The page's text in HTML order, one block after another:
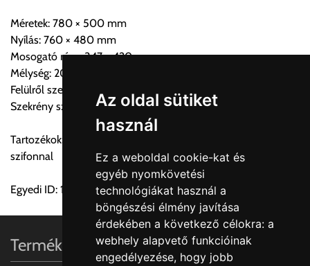
Az oldal sütiket
használ
Ez a weboldal cookie-kat és
egyéb nyomkövetési
technológiákat használ a
böngészési élmény javítása
érdekében a következő célokra: a
webhely alapvető funkcióinak
engedélyezése, hogy jobb
Ingyenes szállítási lehetőség nincs!
Egyes termékek súlyát a program nem ismeri, rendelés esetén
a központ igazolja vissza. Amennyiben a költséget az Ön által
gondoltnál magasabb értékben igazoljuk vissza, úgy a
visszaigazolástól számított 24 órán belül a terméket
lemondhatja, vagy kérheti a személyes átvételre való
módosítását.
KERÁMIA TERMÉKEK SZÁLLÍTATÁSA NEM, VAGY CSAK
A MEGRENDELŐ KIFEJEZETT KÉRÉSÉRE ÉS
FELELŐSSÉGÉRE LEHETSÉGES!!
Egyéb leírások:
Méretek: 780 × 500 mm
Nyílás: 760 × 480 mm
Mosogató rész: 347 × 420 mm
Mélység: 205 mm
Felülről szerelhető
Szekrény szélessége: 500 mm
Tartozékok: Lefolyórendszer, túlfolyóval és helytakarékos
szifonnal
Egyedi ID: 1000491379
Termékinformációk